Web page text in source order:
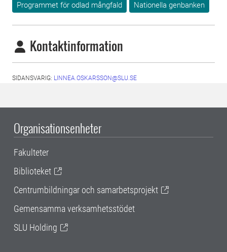
Programmet för odlad mångfald Nationella genbanken
Kontaktinformation
SIDANSVARIG: LINNEA.OSKARSSON@SLU.SE
Organisationsenheter
Fakulteter
Biblioteket
Centrumbildningar och samarbetsprojekt
Gemensamma verksamhetsstödet
SLU Holding